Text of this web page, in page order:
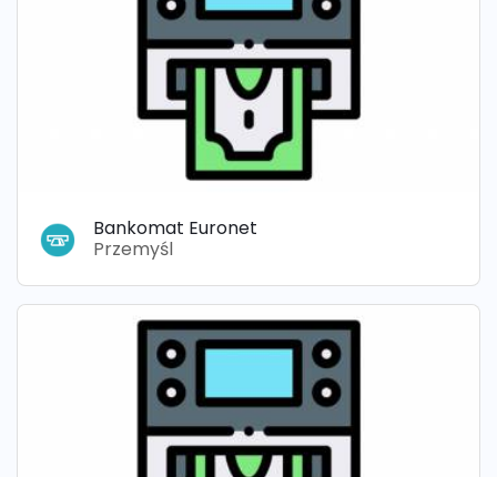
Bankomat Euronet
Przemyśl